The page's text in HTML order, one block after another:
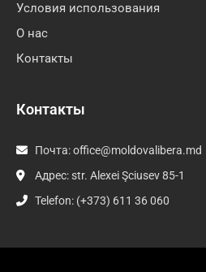
Условия использования
О нас
Контакты
Контакты
Почта:office@moldovalibera.md
Адрес: str. Alexei Şciusev 85-1
Telefon: (+373) 611 36 060